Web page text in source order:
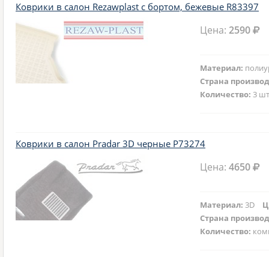
Коврики в салон Rezawplast с бортом, бежевые R83397
Цена:2590
Материал:
Страна
Количество:3
Коврики в салон Pradar 3D черные P73274
Цена:4650
Материал:3D
Страна
Количество: